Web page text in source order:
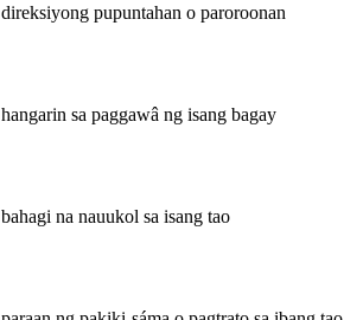
direksiyong pupuntahan o paroroonan
hangarin sa paggawâ ng isang bagay
bahagi na nauukol sa isang tao